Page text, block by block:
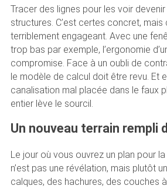
Tracer des lignes pour les voir
structures. C’est certes concret, mais
terriblement engageant. Avec une
trop bas par exemple, l’ergonomie
compromise. Face à un oubli de
le modèle de calcul doit être revu. Et
canalisation mal placée dans le faux
entier lève le sourcil.
Un nouveau terrain rempli
Le jour où vous ouvrez un plan pour
n’est pas une révélation, mais plutôt
calques, des hachures, des couches